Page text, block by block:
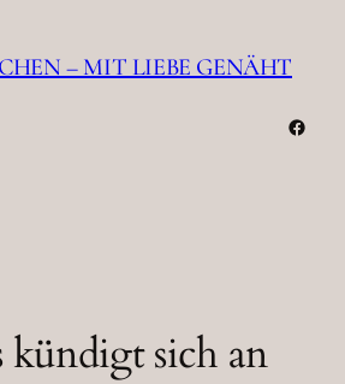
– MIT LIEBE GENÄHT
kündigt sich an